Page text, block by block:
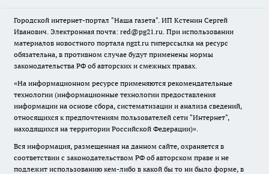
Городской интернет-портал "Наша газета". ИП Кстенин Сергей
Иванович. Электронная почта: red@pg21.ru. При использовании
материалов новостного портала ngzt.ru гиперссылка на ресурс
обязательна, в противном случае будут применены нормы
законодательства РФ об авторских и смежных правах.
«На информационном ресурсе применяются рекомендательные
технологии (информационные технологии предоставления
информации на основе сбора, систематизации и анализа сведений,
относящихся к предпочтениям пользователей сети "Интернет",
находящихся на территории Российской Федерации)».
Вся информация, размещенная на данном сайте, охраняется в
соответствии с законодательством РФ об авторском праве и не
подлежит использованию кем-либо в какой бы то ни было форме, в